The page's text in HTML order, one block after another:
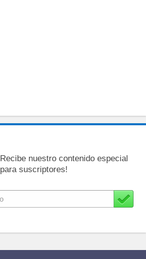
Recibe nuestro contenido especial
para suscriptores!